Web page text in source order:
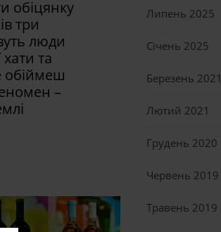
обіцянку
три
люди
та
обіймеш
–
Липень 2025
Січень 2025
Березень 2021
Лютий 2021
Грудень 2020
Червень 2019
Травень 2019